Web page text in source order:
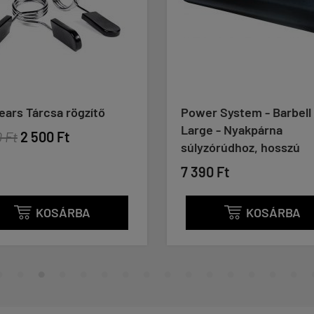
Power System - Barbell Pad
Large - Nyakpárna
súlyzórúdhoz, hosszú